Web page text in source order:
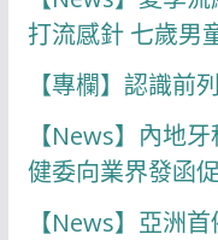
打流感針 七歲男
【專欄】認識前
【News】內地
健委向業界發函
【News】亞洲